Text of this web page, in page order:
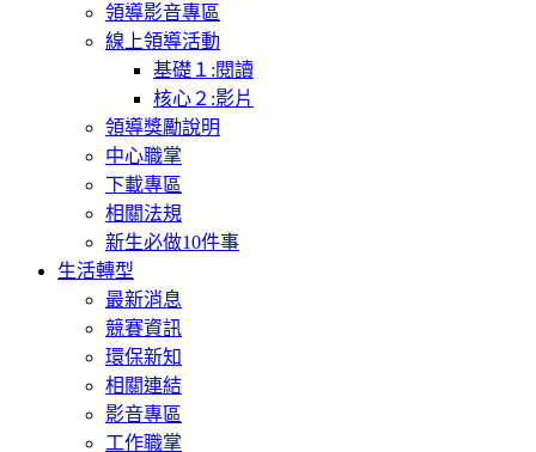
領導影音專區
線上領導活動
基礎１:閱讀
核心２:影片
領導獎勵說明
中心職掌
下載專區
相關法規
新生必做10件事
生活轉型
最新消息
競賽資訊
環保新知
相關連結
影音專區
工作職掌